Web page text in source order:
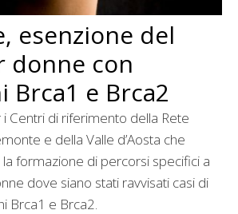
esenzione del
donne con
Brca1 e Brca2
Centri di riferimento della Rete
e della Valle d’Aosta che
formazione di percorsi specifici a
dove siano stati ravvisati casi di
Brca1 e Brca2.